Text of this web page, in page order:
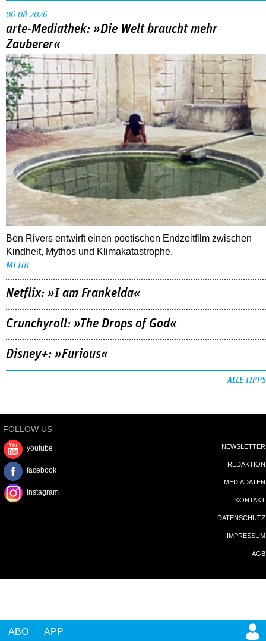
ABO APP
06.08.2026
arte-Mediathek: »Die Welt braucht mehr
Zauberer«
Ben Rivers entwirft einen poetischen Endzeitfilm zwischen
Kindheit, Mythos und Klimakatastrophe.
MEHR
Netflix: »I am Frankelda«
Crunchyroll: »The Drops of God«
Disney+: »Furious«
ALLE TIPPS
FOLLOW US
youtube
facebook
instagram
NEWSLETTER
REDAKTION
MEDIADATEN
KONTAKT
DATENSCHUTZ
IMPRESSUM
AGB